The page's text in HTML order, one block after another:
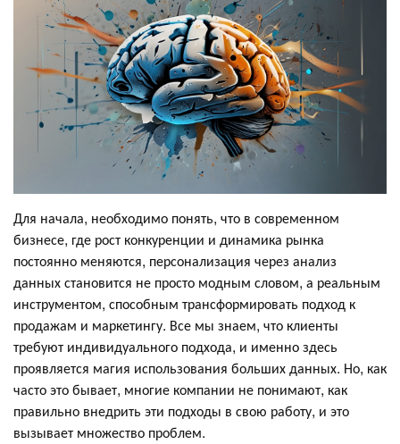
Для начала, необходимо понять, что в современном
бизнесе, где рост конкуренции и динамика рынка
постоянно меняются, персонализация через анализ
данных становится не просто модным словом, а реальным
инструментом, способным трансформировать подход к
продажам и маркетингу. Все мы знаем, что клиенты
требуют индивидуального подхода, и именно здесь
проявляется магия использования больших данных. Но, как
часто это бывает, многие компании не понимают, как
правильно внедрить эти подходы в свою работу, и это
вызывает множество проблем.